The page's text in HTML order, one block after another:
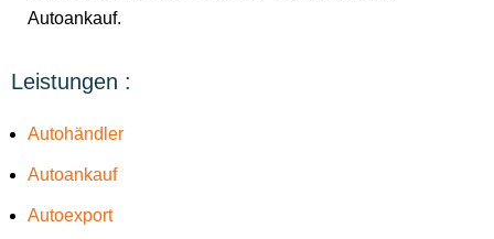
Autoankauf.
Leistungen :
Autohändler
Autoankauf
Autoexport